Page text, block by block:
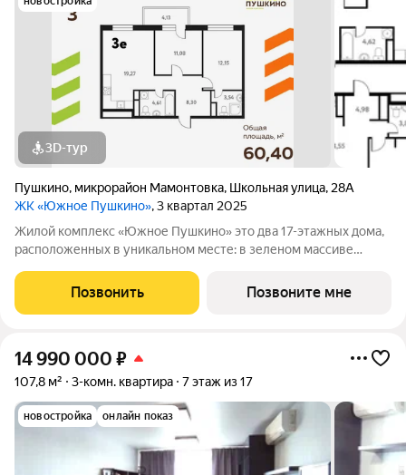
3D-тур
Пушкино, микрорайон Мамонтовка, Школьная улица, 28А
ЖК «Южное Пушкино», 3 квартал 2025
Жилой комплекс «Южное Пушкино» это два 17-этажных дома,
расположенных в уникальном месте: в зеленом массиве
Главная особенность сочетание уединённости и развитой
инфраструктуры. «Южное Пушкино»
Позвонить Позвоните мне
14 990 000 ₽
107,8 м² 3-комн. квартира 7 этаж из 17
новостройка онлайн показ